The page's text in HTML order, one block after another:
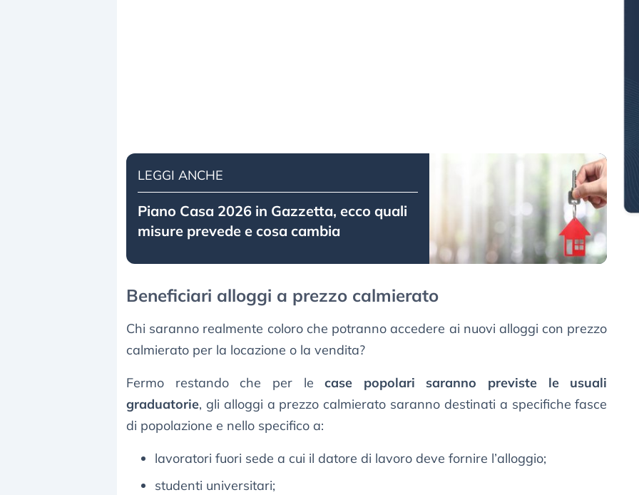
LEGGI ANCHE
Piano Casa 2026 in Gazzetta, ecco quali
misure prevede e cosa cambia
Beneficiari alloggi a prezzo calmierato
Chi saranno realmente coloro che potranno accedere ai nuovi alloggi con prezzo
calmierato per la locazione o la vendita?
Fermo restando che per lecase popolari saranno previste le usuali
graduatorie, gli alloggi a prezzo calmierato saranno destinati a specifiche fasce
di popolazione e nello specifico a:
lavoratori fuori sede a cui il datore di lavoro deve fornire l’alloggio;
studenti universitari;